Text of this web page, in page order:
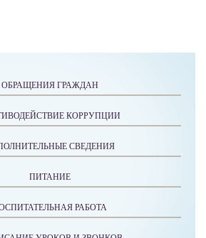
ОБРАЩЕНИЯ ГРАЖДАН
КОРРУПЦИИ
СВЕДЕНИЯ
ПИТАНИЕ
РАБОТА